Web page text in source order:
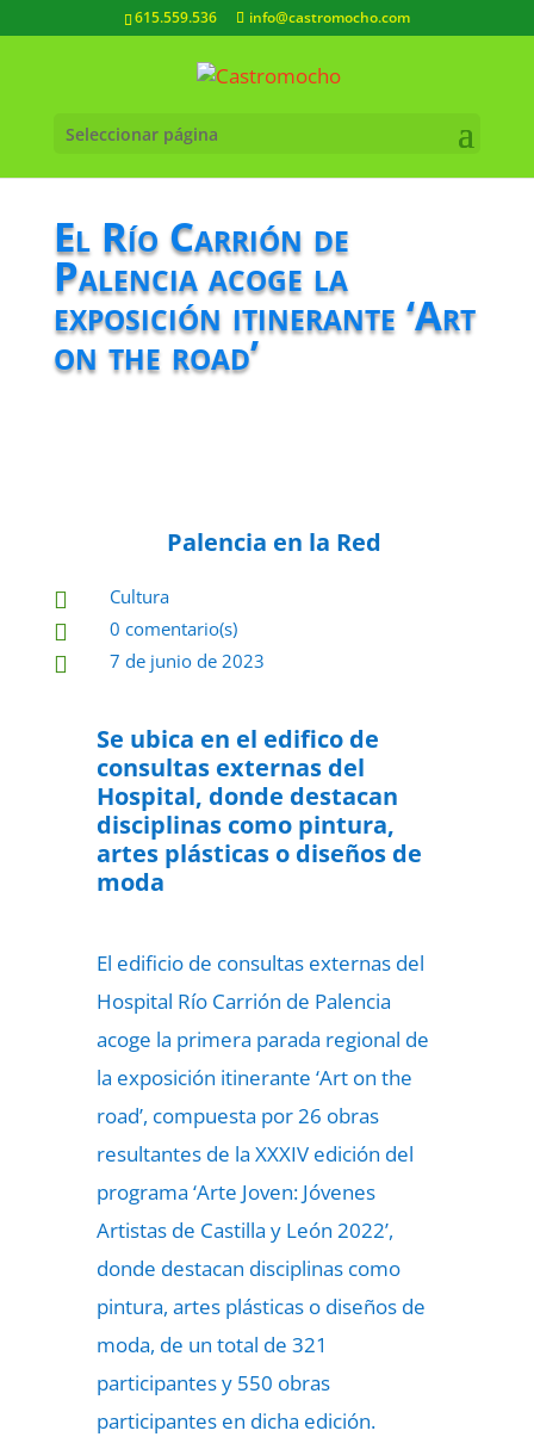
615.559.536 info@castromocho.com
Seleccionar página
El Río Carrión de
Palencia acoge la
exposición itinerante ‘Art
on the road’
Palencia en la Red
 Cultura
 0 comentario(s)
 7 de junio de 2023
Se ubica en el edifico de
consultas externas del
Hospital, donde destacan
disciplinas como pintura,
artes plásticas o diseños de
moda
El edificio de consultas externas del
Hospital Río Carrión de Palencia
acoge la primera parada regional de
la exposición itinerante ‘Art on the
road’, compuesta por 26 obras
resultantes de la XXXIV edición del
programa ‘Arte Joven: Jóvenes
Artistas de Castilla y León 2022’,
donde destacan disciplinas como
pintura, artes plásticas o diseños de
moda, de un total de 321
participantes y 550 obras
participantes en dicha edición.